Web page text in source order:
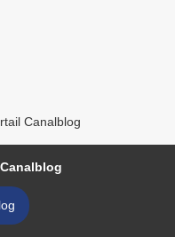
Canalblog